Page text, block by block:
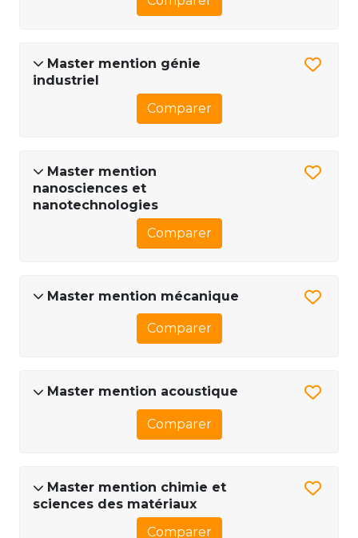
Master mention génie
industriel
Comparer
Master mention
nanosciences et
nanotechnologies
Comparer
Master mention mécanique
Comparer
Master mention acoustique
Comparer
Master mention chimie et
sciences des matériaux
Comparer